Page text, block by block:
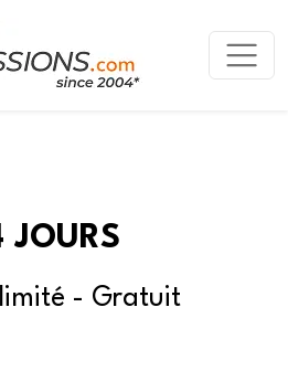
JOURS
- Gratuit